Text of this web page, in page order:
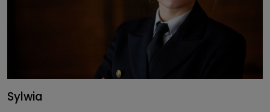
Sylwia